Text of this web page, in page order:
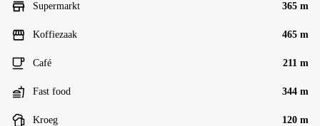
Supermarkt 365 m
Koffiezaak 465 m
Café 211 m
Fast food 344 m
Kroeg 120 m